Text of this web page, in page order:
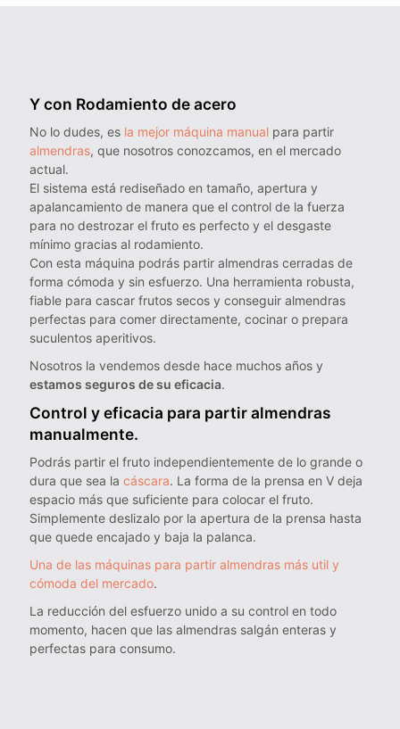
Y con Rodamiento de acero
No lo dudes, es la mejor máquina manualpara partir
almendras, que nosotros conozcamos, en el mercado
actual.
El sistema está rediseñado en tamaño, apertura y
apalancamiento de manera que el control de la fuerza
para no destrozar el fruto es perfecto y el desgaste
mínimo gracias al rodamiento.
Con esta máquina podrás partir almendras cerradas de
forma cómoda y sin esfuerzo. Una herramienta robusta,
fiable para cascar frutos secos y conseguir almendras
perfectas para comer directamente, cocinar o prepara
suculentos aperitivos.
Nosotros la vendemos desde hace muchos años y
estamos seguros de su eficacia.
Control y eficacia para partir almendras
manualmente.
Podrás partir el fruto independientemente de lo grande o
dura que sea la cáscara. La forma de la prensa en V deja
espacio más que suficiente para colocar el fruto.
Simplemente deslizalo por la apertura de la prensa hasta
que quede encajado y baja la palanca.
Una de las máquinas para partir almendras más util y
cómoda del mercado.
La reducción del esfuerzo unido a su control en todo
momento, hacen que las almendras salgán enteras y
perfectas para consumo.